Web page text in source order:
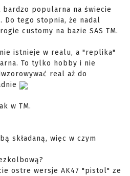
bardzo popularna na świecie
Do tego stopnia, że nadal
customy na bazie SAS TM.
istnieje w realu, a "replika"
To tylko hobby i nie
real aż do
w TM.
składaną, więc w czym
ostre wersje AK47 "pistol" ze